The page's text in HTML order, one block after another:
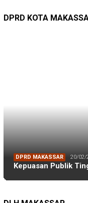
DPRD KOTA
Kepuasan Publik